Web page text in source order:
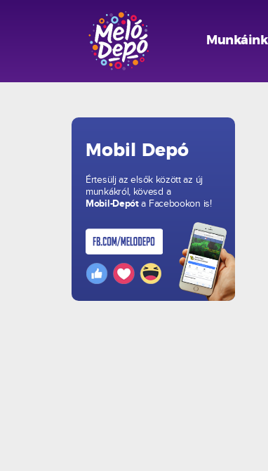
Munkáink
Mobil Depó
Értesülj az elsők között az új
munkákról, kövesd a
Mobil-Depóta Facebookon is!